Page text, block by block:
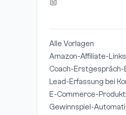
Alle Vorlagen
Amazon-Affiliate-Links
Coach-Erstgespräch-
Lead-Erfassung bei
E-Commerce-
Gewinnspiel-